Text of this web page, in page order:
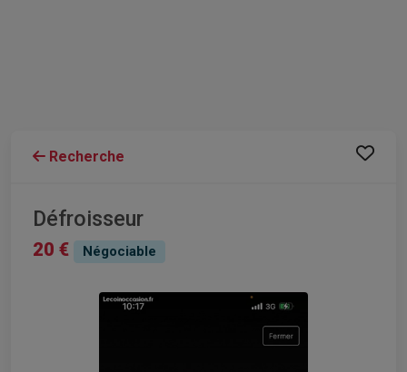
Recherche
Défroisseur
20 € Négociable